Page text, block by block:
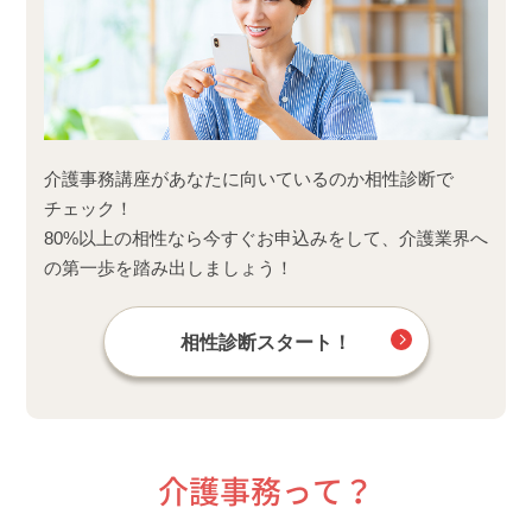
介護事務講座があなたに向いているのか相性診断で
チェック！
80%以上の相性なら今すぐお申込みをして、介護業界へ
の第一歩を踏み出しましょう！
相性診断スタート！
介護事務って？